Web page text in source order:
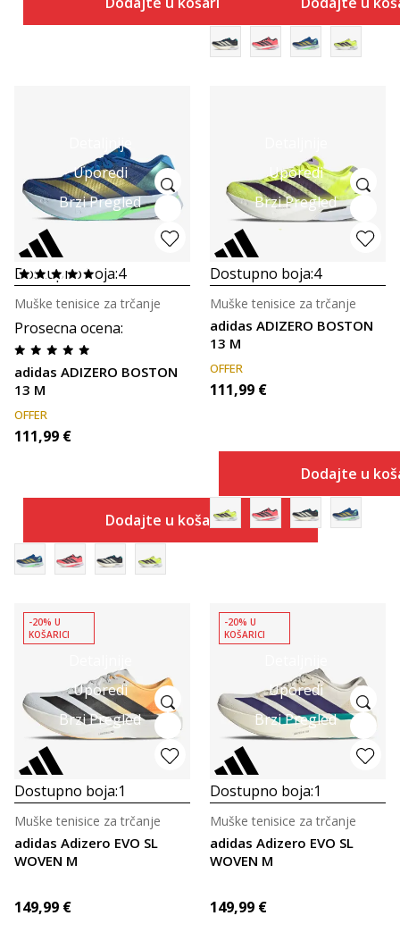
Detaljnije
Uporedi
Brzi Pregled
Dostupno boja:4
Prosecna ocena:
adidas ADIZERO BOSTON
13 M
Muške tenisice za trčanje
OFFER
111,99 €
Dodajte u košaricu
Uporedi
Brzi Pregled
Dostupno boja:4
adidas ADIZERO BOSTON
13 M
Muške tenisice za trčanje
OFFER
111,99 €
Dodajte u
Uporedi
Brzi Pregled
-20% U
KOŠARICI
Dostupno boja:1
adidas Adizero EVO SL
WOVEN M
Muške tenisice za trčanje
149,99 €
Uporedi
Brzi Pregled
-20% U
KOŠARICI
Dostupno boja:1
adidas Adizero EVO SL
WOVEN M
Muške tenisice za trčanje
149,99 €